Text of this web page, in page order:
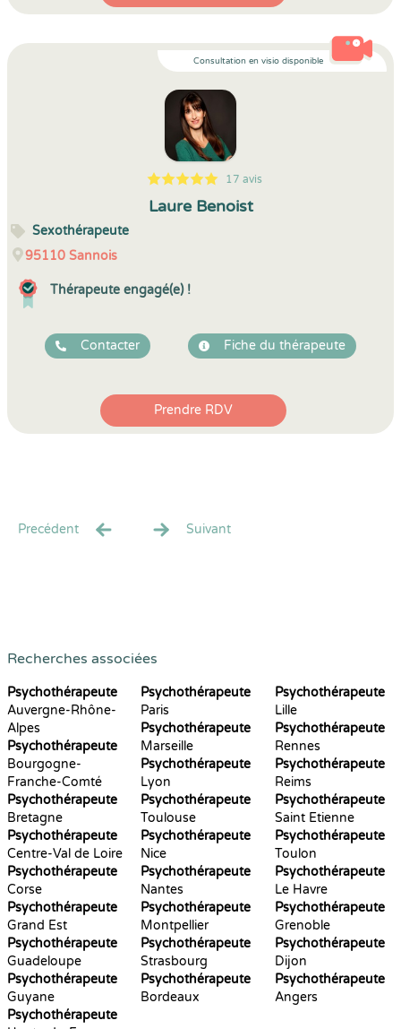
Consultation en visio disponible
5
1
5
17 17 avis
Laure Benoist
Sexothérapeute
95110 Sannois
Thérapeute engagé(e) !
Contacter Fiche du thérapeute
Prendre RDV
Precédent Suivant
Recherches associées
Psychothérapeute
Auvergne-Rhône-
Alpes
Psychothérapeute
Bourgogne-
Franche-Comté
Psychothérapeute
Bretagne
Psychothérapeute
Centre-Val de Loire
Psychothérapeute
Corse
Psychothérapeute
Grand Est
Psychothérapeute
Guadeloupe
Psychothérapeute
Guyane
Psychothérapeute
Psychothérapeute
Paris
Psychothérapeute
Marseille
Psychothérapeute
Lyon
Psychothérapeute
Toulouse
Psychothérapeute
Nice
Psychothérapeute
Nantes
Psychothérapeute
Montpellier
Psychothérapeute
Strasbourg
Psychothérapeute
Bordeaux
Psychothérapeute
Lille
Psychothérapeute
Rennes
Psychothérapeute
Reims
Psychothérapeute
Saint Etienne
Psychothérapeute
Toulon
Psychothérapeute
Le Havre
Psychothérapeute
Grenoble
Psychothérapeute
Dijon
Psychothérapeute
Angers